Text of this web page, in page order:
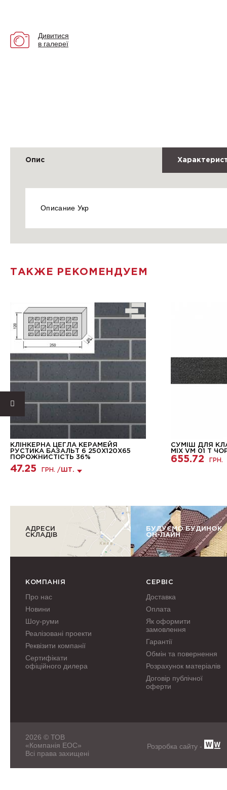
Дивитися
в галереї
Опис
Описание Укр
ТАКЖЕ РЕКОМЕНДУЕМ
КЛІНКЕРНА ЦЕГЛА КЕРАМЕЙЯ
РУСТИКА БАЗАЛЬТ 6 250Х120Х65
ПОРОЖНИСТІСТЬ 36%
47.25 ГРН. / ШТ.
СУМІШ ДЛЯ
MIX VM 01 T
655.72 ГРН.
АДРЕСИ
СКЛАДІВ
БУДУЄМО БУДИНОК
ОН-ЛАЙН
КОМПАНІЯ
Про нас
Новини
Шоу-руми
Реалізовані проекти
Реквізити компанії
Сертифікати
офіційного дилера
СЕРВІС
Доставка
Оплата
Як оформити
замовлення
Гарантії
Обмін та повернення
Розрахунок матеріалів
Договір публічної
оферти
2026 © ТОВ
«Компанія ЕОС»
Всі права захищені
Розробка сайту -